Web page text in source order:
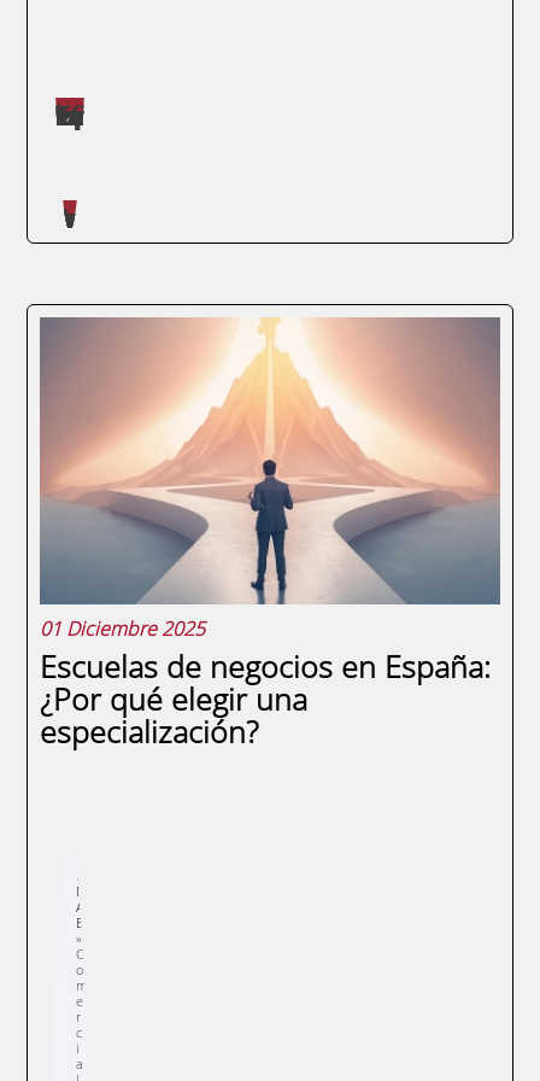
Máster impartidos por Judit López Martínez
En un mundo cada vez más conectado,
España se está consolidando como un
imán para el talento internacional. Las
empresas españolas, desde startups hasta
grandes multinacionales, buscan
incorporar profesionales con diferentes
perspectivas que...
01 Diciembre 2025
Escuelas de negocios en España:
¿Por qué elegir una
especialización?
enlaces
de
ayuda
a
la
navegación
E
N
A
E
C
o
m
e
r
c
i
a